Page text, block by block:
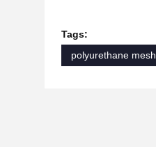
Tags:
polyurethane mesh